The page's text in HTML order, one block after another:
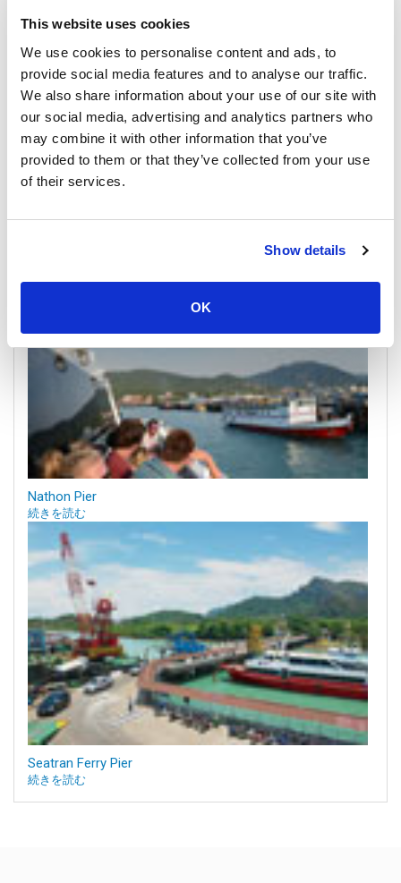
This website uses cookies
We use cookies to personalise content and ads, to
provide social media features and to analyse our traffic.
We also share information about your use of our site with
our social media, advertising and analytics partners who
may combine it with other information that you’ve
provided to them or that they’ve collected from your use
of their services.
Show details
OK
Donsak
All Prices & Schedules
Meeting Point Highlights
Nathon Pier
続きを読む
Seatran Ferry Pier
続きを読む